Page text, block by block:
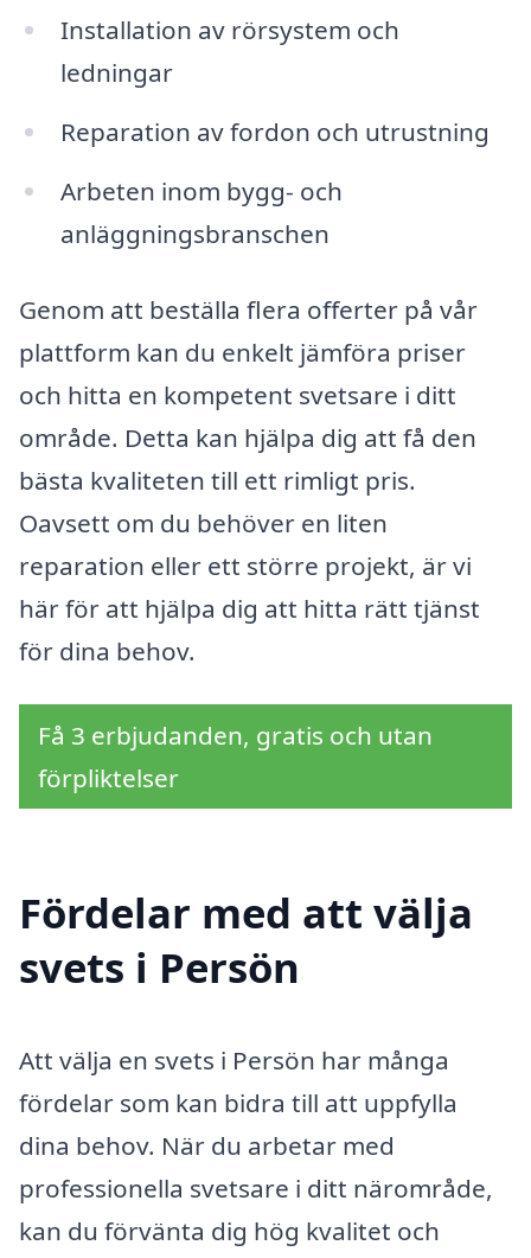
Installation av rörsystem och
ledningar
Reparation av fordon och utrustning
Arbeten inom bygg- och
anläggningsbranschen
Genom att beställa flera offerter på vår
plattform kan du enkelt jämföra priser
och hitta en kompetent svetsare i ditt
område. Detta kan hjälpa dig att få den
bästa kvaliteten till ett rimligt pris.
Oavsett om du behöver en liten
reparation eller ett större projekt, är vi
här för att hjälpa dig att hitta rätt tjänst
för dina behov.
Få 3 erbjudanden, gratis och utan
förpliktelser
Fördelar med att välja
svets i Persön
Att välja en svets i Persön har många
fördelar som kan bidra till att uppfylla
dina behov. När du arbetar med
professionella svetsare i ditt närområde,
kan du förvänta dig hög kvalitet och